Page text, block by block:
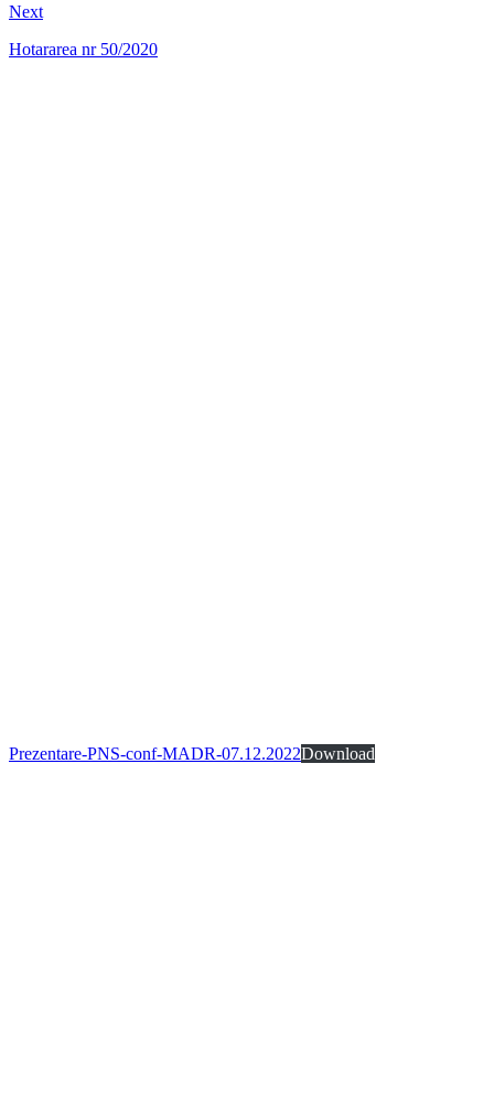
Next
Hotararea nr 50/2020
Prezentare-PNS-conf-MADR-07.12.2022Download